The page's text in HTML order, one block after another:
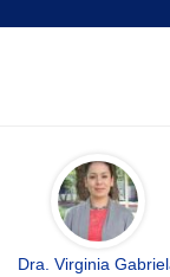
Dra. Virginia